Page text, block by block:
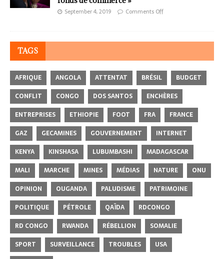
September 4, 2019 Comments Off
TAGS
AFRIQUE ANGOLA ATTENTAT BRÉSIL
BUDGET
CONFLIT
CONGO DOS SANTOS
ENCHÈRES
ENTREPRISES
ETHIOPIE FOOT FRA
FRANCE
GAZ
GECAMINES GOUVERNEMENT
INTERNET
KENYA
KINSHASA LUBUMBASHI
MADAGASCAR
MALI
MARCHE MINES MÉDIAS NATURE
ONU
OPINION
OUGANDA PALUDISME
PATRIMOINE
POLITIQUE
PÉTROLE QAÏDA
RDCONGO
RD CONGO
RWANDA RÉBELLION
SOMALIE
SPORT
SURVEILLANCE TROUBLES
USA